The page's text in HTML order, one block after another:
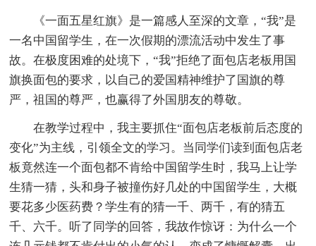
《一面五星红旗》是一篇感人至深的文章，“我”是
一名中国留学生，在一次假期的漂流活动中发生了事
故。在极度困难的处境下，“我”拒绝了面包店老板用国
旗换面包的要求，以自己的爱国精神维护了国旗的尊
严，祖国的尊严，也赢得了外国朋友的尊敬。
在教学过程中，我主要抓住“面包店老板前后态度的
变化”为主线，引领全文的学习。当同学们读到面包店老
板竟然连一个面包都不肯给中国留学生时，我马上让学
生猜一猜，头和身子被撞伤好几处的中国留学生，大概
要花多少医药费？学生有的猜一千、两千，有的猜五
千、六千。听了同学的回答，我故作惊讶：为什么一个